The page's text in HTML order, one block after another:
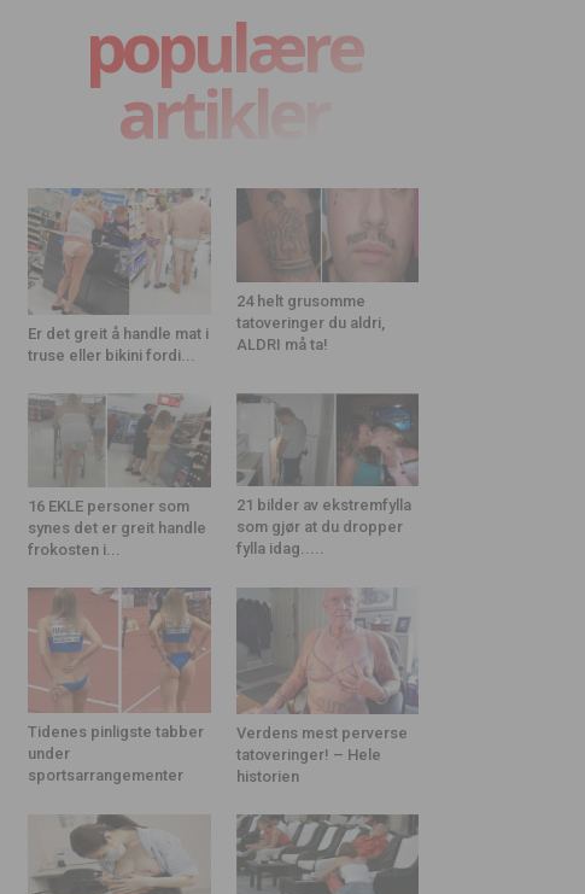
populære
artikler
Er det greit å handle mat i
truse eller bikini fordi...
24 helt grusomme
tatoveringer du aldri,
ALDRI må ta!
16 EKLE personer som
synes det er greit handle
frokosten i...
21 bilder av ekstremfylla
som gjør at du dropper
fylla idag.....
Tidenes pinligste tabber
under
sportsarrangementer
Verdens mest perverse
tatoveringer! – Hele
historien